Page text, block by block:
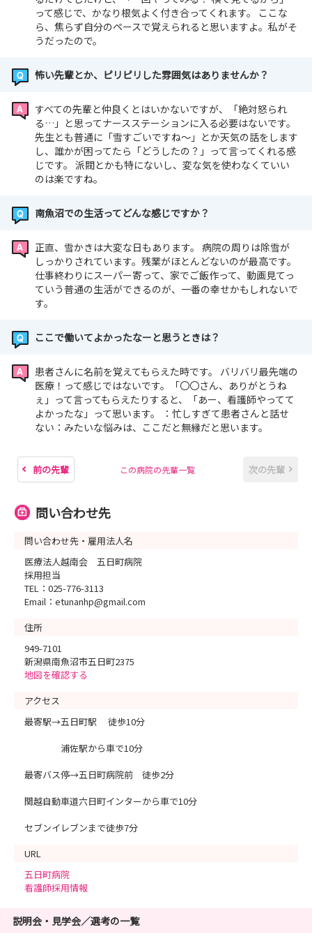
すぐに声をかけられる温かい雰囲気です。
残業月0.25時間＆年間休日114日＋誕生日休暇1日＋入職
有給も取りやすく、夜勤明けの翌日は必ずお休み
▼精神科ならではの「深い看護」を
数値や効率だけに追われるのではなく、患者様の心に寄り
添う時間を大切にしたい方。
って感じで、かなり根気よく付き合ってくれます。 ここな
ら、焦らず自分のペースで覚えられると思いますよ。私がそ
うだったので。
怖い先輩とか、ピリピリした雰囲気はありませんか？
すべての先輩と仲良くとはいかないですが、「絶対怒られ
る…」と思ってナースステーションに入る必要はないです。
先生とも普通に「雪すごいですね〜」とか天気の話をします
し、誰かが困ってたら「どうしたの？」って言ってくれる感
じです。 派閥とかも特にないし、変な気を使わなくていい
のは楽ですね。
南魚沼での生活ってどんな感じですか？
正直、雪かきは大変な日もあります。 病院の周りは除雪が
しっかりされています。残業がほとんどないのが最高です。
仕事終わりにスーパー寄って、家でご飯作って、動画見てっ
ていう普通の生活ができるのが、一番の幸せかもしれないで
す。
ここで働いてよかったなーと思うときは？
患者さんに名前を覚えてもらえた時です。 バリバリ最先端の
医療！って感じではないです。「〇〇さん、ありがとうね
ぇ」って言ってもらえたりすると、「あー、看護師やってて
よかったな」って思います。 ：忙しすぎて患者さんと話せ
ない：みたいな悩みは、ここだと無縁だと思います。
前の先輩 この病院の先輩一覧 次の先輩
問い合わせ先
問い合わせ先・雇用法人名
医療法人越南会 五日町病院
採用担当
TEL：025-776-3113
Email：etunanhp@gmail.com
住所
949-7101
新潟県南魚沼市五日町2375
地図を確認する
アクセス
最寄駅→五日町駅 徒歩10分
浦佐駅から車で10分
最寄バス停→五日町病院前 徒歩2分
関越自動車道六日町インターから車で10分
セブンイレブンまで徒歩7分
URL
五日町病院
看護師採用情報
説明会・見学会／選考の一覧